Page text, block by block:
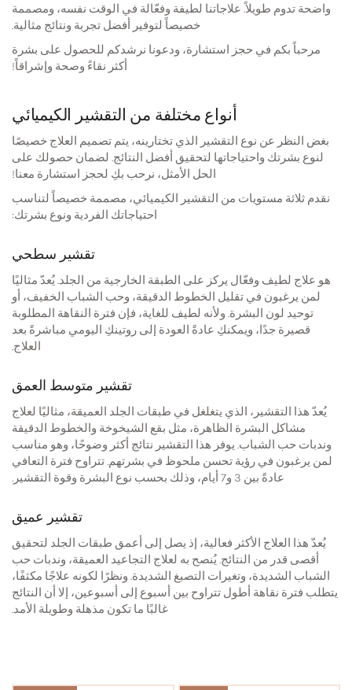
واضحة تدوم طويلاً. علاجاتنا لطيفة وفعّالة في الوقت نفسه، ومصممة
خصيصاً لتوفير أفضل تجربة ونتائج مثالية.
مرحباً بكم في حجز استشارة، ودعونا نرشدكم للحصول على بشرة
أكثر نقاءً وصحة وإشراقاً!
أنواع مختلفة من التقشير الكيميائي
بغض النظر عن نوع التقشير الذي تختارينه، يتم تصميم العلاج خصيصًا
لنوع بشرتك واحتياجاتها لتحقيق أفضل النتائج. لضمان حصولك على
الحل الأمثل، نرحب بكِ لحجز استشارة معنا!
نقدم ثلاثة مستويات من التقشير الكيميائي، مصممة خصيصاً لتناسب
احتياجاتك الفردية ونوع بشرتك:
تقشير سطحي
هو علاج لطيف وفعّال يركز على الطبقة الخارجية من الجلد. يُعدّ مثاليًا
لمن يرغبون في تقليل الخطوط الدقيقة، وحب الشباب الخفيف، أو
توحيد لون البشرة. ولأنه لطيف للغاية، فإن فترة النقاهة المطلوبة
قصيرة جدًا، ويمكنكِ عادةً العودة إلى روتينكِ اليومي مباشرةً بعد
العلاج.
تقشير متوسط العمق
يُعدّ هذا التقشير، الذي يتغلغل في طبقات الجلد العميقة، مثاليًا لعلاج
مشاكل البشرة الظاهرة، مثل بقع الشيخوخة والخطوط الدقيقة
وندبات حب الشباب. يوفر هذا التقشير نتائج أكثر وضوحًا، وهو مناسب
لمن يرغبون في رؤية تحسن ملحوظ في بشرتهم. تتراوح فترة التعافي
عادةً بين 3 و7 أيام، وذلك بحسب نوع البشرة وقوة التقشير.
تقشير عميق
يُعدّ هذا العلاج الأكثر فعالية، إذ يصل إلى أعمق طبقات الجلد لتحقيق
أقصى قدر من النتائج. يُنصح به لعلاج التجاعيد العميقة، وندبات حب
الشباب الشديدة، وتغيرات التصبغ الشديدة. ونظرًا لكونه علاجًا مكثفًا،
يتطلب فترة نقاهة أطول تتراوح بين أسبوع إلى أسبوعين، إلا أن النتائج
غالبًا ما تكون مذهلة وطويلة الأمد.